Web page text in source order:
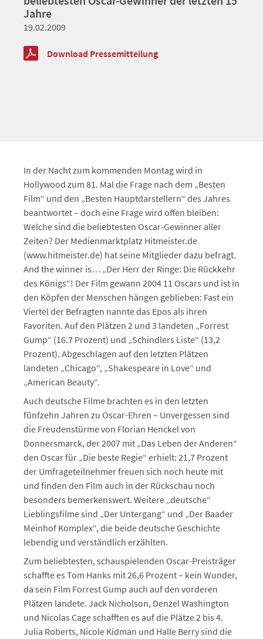
Jahre
19.02.2009
Download Pressemitteilung
In der Nacht zum kommenden Montag wird in
Hollywood zum 81. Mal die Frage nach dem „Besten
Film“ und den „Besten Hauptdarstellern“ des Jahres
beantwortet – doch eine Frage wird offen bleiben:
Welche sind die beliebtesten Oscar-Gewinner aller
Zeiten? Der Medienmarktplatz Hitmeister.de
(www.hitmeister.de) hat seine Mitglieder dazu befragt.
And the winner is… „Der Herr der Ringe: Die Rückkehr
des Königs“! Der Film gewann 2004 11 Oscars und ist in
den Köpfen der Menschen hängen geblieben: Fast ein
Viertel der Befragten nannte das Epos als ihren
Favoriten. Auf den Plätzen 2 und 3 landeten „Forrest
Gump“ (16.7 Prozent) und „Schindlers Liste“ (13,2
Prozent). Abgeschlagen auf den letzten Plätzen
landeten „Chicago“, „Shakespeare in Love“ und
„American Beauty“.
Auch deutsche Filme brachten es in den letzten
fünfzehn Jahren zu Oscar-Ehren – Unvergessen sind
die Freudenstürme von Florian Henckel von
Donnersmarck, der 2007 mit „Das Leben der Anderen“
den Oscar für „Die beste Regie“ erhielt: 21,7 Prozent
der Umfrageteilnehmer freuen sich noch heute mit
und finden den Film auch in der Rückschau noch
besonders bemerkenswert. Weitere „deutsche“
Lieblingsfilme sind „Der Untergang“ und „Der Baader
Meinhof Komplex“, die beide deutsche Geschichte
lebendig und verständlich erzählten.
Zum beliebtesten, schauspielenden Oscar-Preisträger
schaffte es Tom Hanks mit 26,6 Prozent – kein Wunder,
da sein Film Forrest Gump auch auf den vorderen
Plätzen landete. Jack Nicholson, Denzel Washington
und Nicolas Cage schafften es auf die Plätze 2 bis 4.
Julia Roberts, Nicole Kidman und Halle Berry sind die